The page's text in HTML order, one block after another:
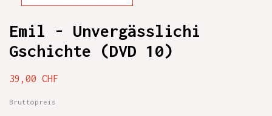
Emil - Unvergässlichi
Gschichte (DVD 10)
39,00 CHF
Bruttopreis